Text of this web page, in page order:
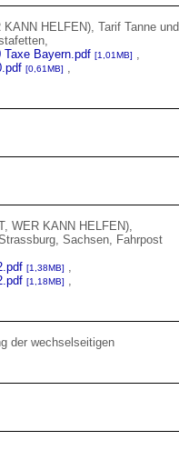
HELFEN), Tarif Tanne und
Taxe Bayern.pdf [1,01MB] ,
[0,61MB] ,
WER KANN HELFEN),
Sachsen, Fahrpost
[1,38MB] ,
[1,18MB] ,
der wechselseitigen